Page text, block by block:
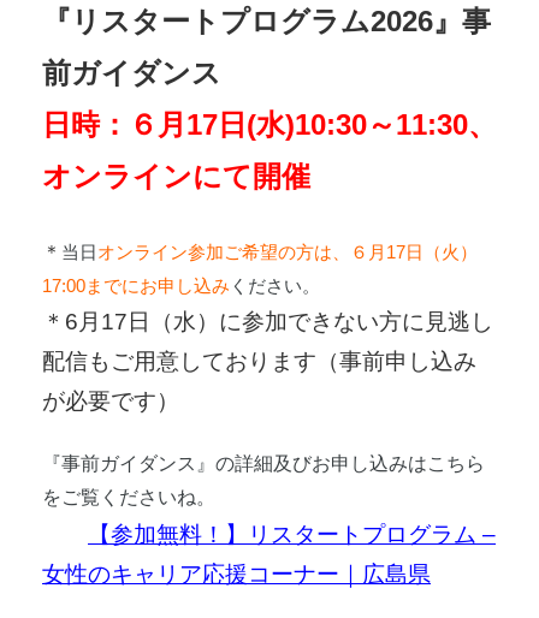
『リスタートプログラム2026』 事
前ガイダンス
日時：６月17日(水)10:30～11:30、
オンラインにて開催
＊ 当日オンライン参加ご希望の方は、６月17日（火）
17:00までにお申し込み ください。
＊6月17日（水）に参加できない方に見逃し
配信もご用意しております （事前申し込み
が必要です）
『事前ガイダンス』の詳細及びお申し込みはこちら
をご覧くださいね。
【参加無料！】リスタートプログラム –
女性のキャリア応援コーナー｜広島県